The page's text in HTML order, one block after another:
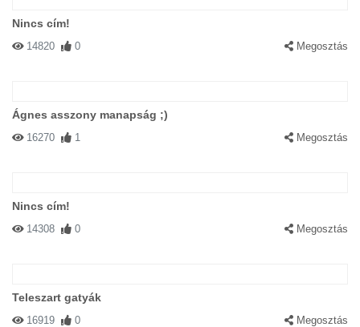
Nincs cím!
14820 0 Megosztás
Ágnes asszony manapság ;)
16270 1 Megosztás
Nincs cím!
14308 0 Megosztás
Teleszart gatyák
16919 0 Megosztás